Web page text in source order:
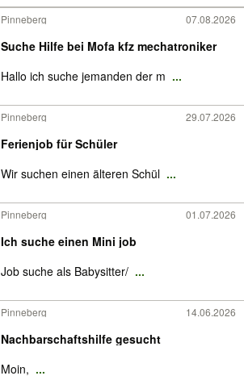
Pinneberg 07.08.2026
Suche Hilfe bei Mofa kfz mechatroniker
Hallo ich suche jemanden der m ...
Pinneberg 29.07.2026
Ferienjob für Schüler
Wir suchen einen älteren Schül ...
Pinneberg 01.07.2026
Ich suche einen Mini job
Job suche als Babysitter/ ...
Pinneberg 14.06.2026
Nachbarschaftshilfe gesucht
Moin, ...